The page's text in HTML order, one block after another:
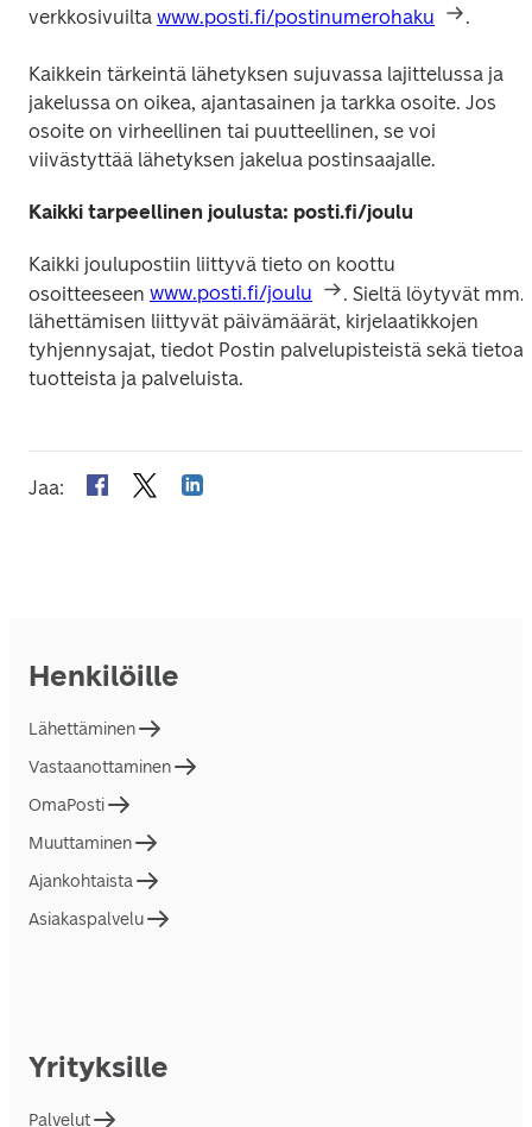
verkkosivuilta www.posti.fi/postinumerohaku .
Kaikkein tärkeintä lähetyksen sujuvassa lajittelussa ja
jakelussa on oikea, ajantasainen ja tarkka osoite. Jos
osoite on virheellinen tai puutteellinen, se voi
viivästyttää lähetyksen jakelua postinsaajalle.
Kaikki tarpeellinen joulusta: posti.fi/joulu
Kaikki joulupostiin liittyvä tieto on koottu
osoitteeseen www.posti.fi/joulu
. Sieltä löytyvät mm.
lähettämisen liittyvät päivämäärät, kirjelaatikkojen
tyhjennysajat, tiedot Postin palvelupisteistä sekä tietoa
tuotteista ja palveluista.
Jaa:
Henkilöille
Lähettäminen
Vastaanottaminen
OmaPosti
Muuttaminen
Ajankohtaista
Asiakaspalvelu
Yrityksille
Palvelut